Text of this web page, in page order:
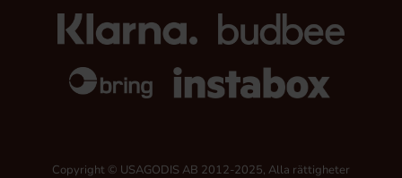
Copyright © USAGODIS AB 2012-2025, Alla rättigheter